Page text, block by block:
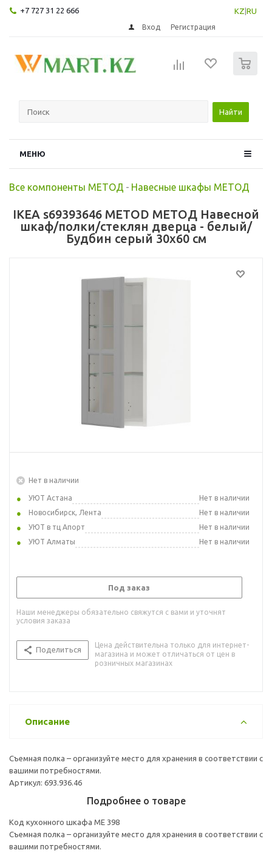
+7 727 31 22 666 KZ RU
Вход Регистрация
Найти
МЕНЮ
Все компоненты МЕТОД - Навесные шкафы МЕТОД
IKEA s69393646 METOD МЕТОД Навесной
шкаф/полки/стеклян дверца - белый/
Будбин серый 30x60 см
Нет в наличии
УЮТ Астана
Нет в наличии
Новосибирск, Лента
Нет в наличии
УЮТ в тц Апорт
Нет в наличии
УЮТ Алматы
Нет в наличии
Под заказ
Наши менеджеры обязательно свяжутся с вами и уточнят
условия заказа
Поделиться
Цена действительна только для интернет-
магазина и может отличаться от цен в
розничных магазинах
Описание
Съемная полка – организуйте место для хранения в соответствии с
вашими потребностями.
Артикул: 693.936.46
Подробнее о товаре
Код кухонного шкафа ME 398
Съемная полка – организуйте место для хранения в соответствии с
вашими потребностями.